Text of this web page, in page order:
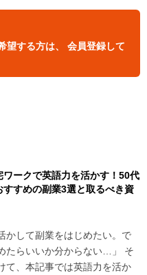
望する方は、 会員登録して
ワークで英語力を活かす！50代
すすめの副業3選と取るべき資
かして副業をはじめたい。で
たらいいか分からない…」 そ
て、本記事では英語力を活か